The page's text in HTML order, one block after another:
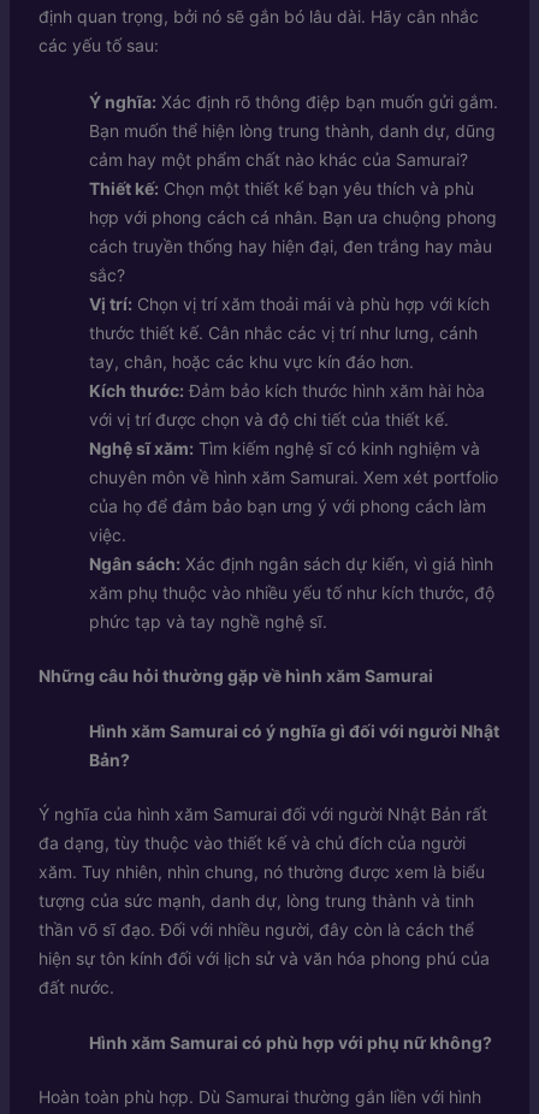
định quan trọng, bởi nó sẽ gắn bó lâu dài. Hãy cân nhắc
các yếu tố sau:
Ý nghĩa: Xác định rõ thông điệp bạn muốn gửi gắm.
Bạn muốn thể hiện lòng trung thành, danh dự, dũng
cảm hay một phẩm chất nào khác của Samurai?
Thiết kế: Chọn một thiết kế bạn yêu thích và phù
hợp với phong cách cá nhân. Bạn ưa chuộng phong
cách truyền thống hay hiện đại, đen trắng hay màu
sắc?
Vị trí: Chọn vị trí xăm thoải mái và phù hợp với kích
thước thiết kế. Cân nhắc các vị trí như lưng, cánh
tay, chân, hoặc các khu vực kín đáo hơn.
Kích thước: Đảm bảo kích thước hình xăm hài hòa
với vị trí được chọn và độ chi tiết của thiết kế.
Nghệ sĩ xăm: Tìm kiếm nghệ sĩ có kinh nghiệm và
chuyên môn về hình xăm Samurai. Xem xét portfolio
của họ để đảm bảo bạn ưng ý với phong cách làm
việc.
Ngân sách: Xác định ngân sách dự kiến, vì giá hình
xăm phụ thuộc vào nhiều yếu tố như kích thước, độ
phức tạp và tay nghề nghệ sĩ.
Những câu hỏi thường gặp về hình xăm Samurai
Hình xăm Samurai có ý nghĩa gì đối với người Nhật
Bản?
Ý nghĩa của hình xăm Samurai đối với người Nhật Bản rất
đa dạng, tùy thuộc vào thiết kế và chủ đích của người
xăm. Tuy nhiên, nhìn chung, nó thường được xem là biểu
tượng của sức mạnh, danh dự, lòng trung thành và tinh
thần võ sĩ đạo. Đối với nhiều người, đây còn là cách thể
hiện sự tôn kính đối với lịch sử và văn hóa phong phú của
đất nước.
Hình xăm Samurai có phù hợp với phụ nữ không?
Hoàn toàn phù hợp. Dù Samurai thường gắn liền với hình